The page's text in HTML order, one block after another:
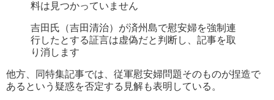
料は見つかっていません
吉田氏（吉田清治）が済州島で慰安婦を強制連
行したとする証言は虚偽だと判断し、記事を取
り消します
他方、同特集記事では、従軍慰安婦問題そのものが捏造で
あるという疑惑を否定する見解も表明している。